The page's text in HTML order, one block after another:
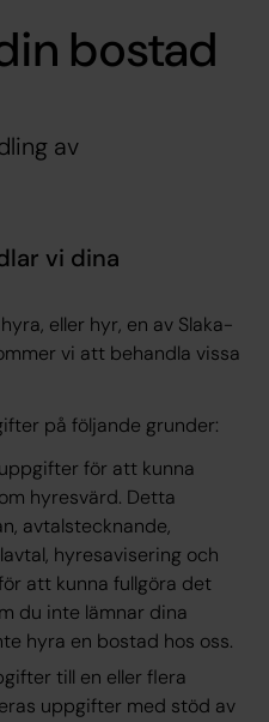
bostad
av
vi dina
eller hyr, en av Slaka-
vi att behandla vissa
på följande grunder:
för att kunna
hyresvärd. Detta
avtalstecknande,
hyresavisering och
att kunna fullgöra det
du inte lämnar dina
hyra en bostad hos oss.
till en eller flera
uppgifter med stöd av